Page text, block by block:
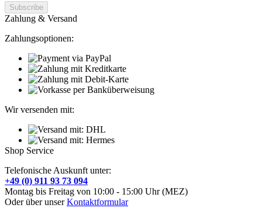
Zahlung & Versand
Zahlungsoptionen:
Wir versenden mit:
Shop Service
Telefonische Auskunft unter:
+49 (0) 911 93 73 094
Montag bis Freitag von 10:00 - 15:00 Uhr (MEZ)
Oder über unserKontaktformular